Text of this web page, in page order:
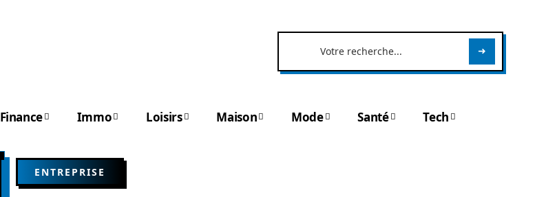
Finance Immo Loisirs Maison Mode Santé Tech
ENTREPRISE